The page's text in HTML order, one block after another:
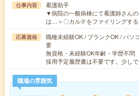
仕事内容
看護助手
▼病院の一般病棟にて看護師さん
は…＞〇カルテをファイリングす
応募資格
職種未経験OK / ブランクOK / パソ
要
無資格・未経験OK年齢・学歴不
採用予定履歴書は不要です。少し
職場の雰囲気